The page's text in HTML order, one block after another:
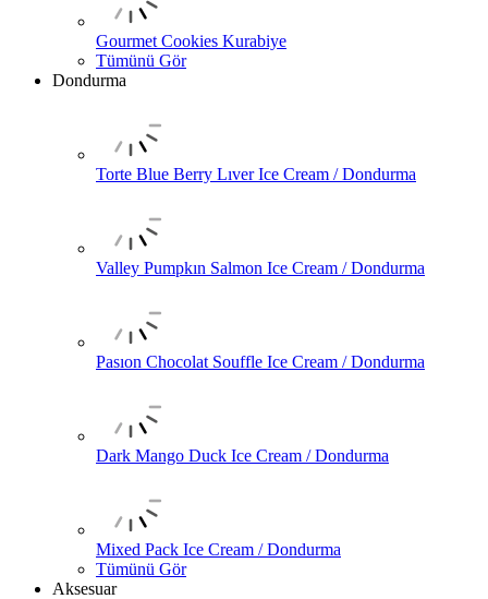
Gourmet Cookies Kurabiye
Tümünü Gör
Dondurma
Torte Blue Berry Lıver Ice Cream / Dondurma
Valley Pumpkın Salmon Ice Cream / Dondurma
Pasıon Chocolat Souffle Ice Cream / Dondurma
Dark Mango Duck Ice Cream / Dondurma
Mixed Pack Ice Cream / Dondurma
Tümünü Gör
Aksesuar